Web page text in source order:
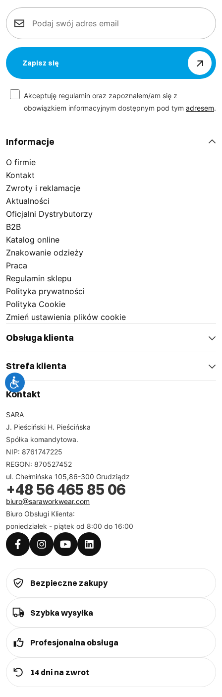
Zapisz się
Akceptuję regulamin oraz zapoznałem/am się z
obowiązkiem informacyjnym dostępnym pod tym adresem.
Informacje
O firmie
Kontakt
Zwroty i reklamacje
Aktualności
Oficjalni Dystrybutorzy
B2B
Katalog online
Znakowanie odzieży
Praca
Regulamin sklepu
Polityka prywatności
Polityka Cookie
Zmień ustawienia plików cookie
Obsługa klienta
Strefa klienta
Kontakt
SARA
J. Pieściński H. Pieścińska
Spółka komandytowa.
NIP: 8761747225
REGON: 870527452
ul. Chełmińska 105,86-300 Grudziądz
+48 56 465 85 06
biuro@saraworkwear.com
Biuro Obsługi Klienta:
poniedziałek - piątek od 8:00 do 16:00
Bezpieczne zakupy
Szybka wysyłka
Profesjonalna obsługa
14 dni na zwrot